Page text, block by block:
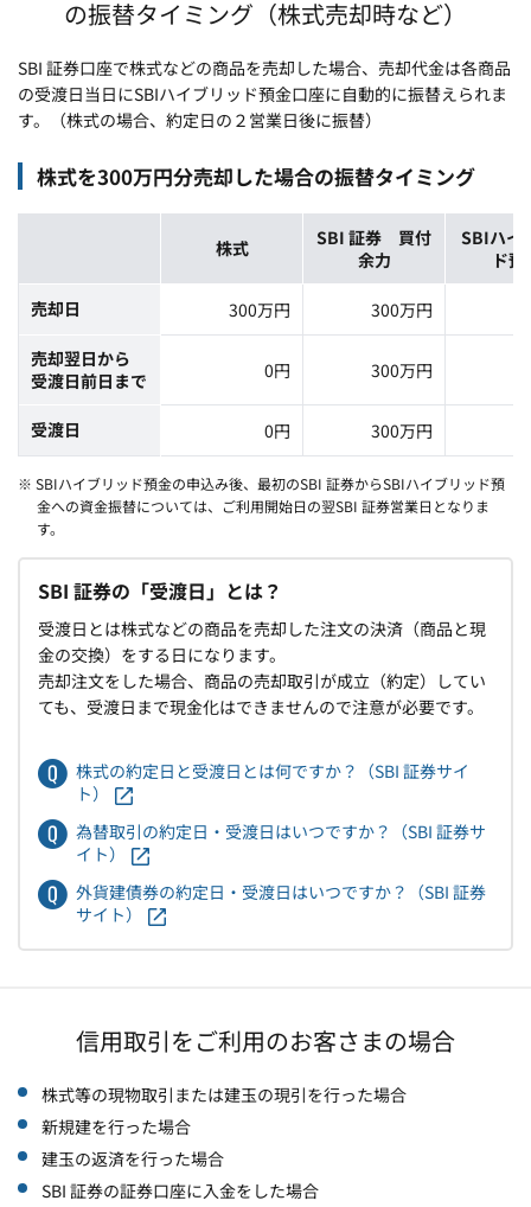
の振替タイミング（株式売却時など）
SBI 証券口座で株式などの商品を売却した場合、売却代金は各商品
の受渡日当日にSBIハイブリッド預金口座に自動的に振替えられま
す。（株式の場合、約定日の２営業日後に振替）
株式を300万円分売却した場合の振替タイミング
株式
SBI 証券 買付
余力
SBIハイ
ド預
売却日 300万円 300万円
売却翌日から
受渡日前日まで
0円 300万円
受渡日 0円 300万円
※ SBIハイブリッド預金の申込み後、最初のSBI 証券からSBIハイブリッド預
金への資金振替については、ご利用開始日の翌SBI 証券営業日となりま
す。
SBI 証券の「受渡日」とは？
受渡日とは株式などの商品を売却した注文の決済（商品と現
金の交換）をする日になります。
売却注文をした場合、商品の売却取引が成立（約定）してい
ても、受渡日まで現金化はできませんので注意が必要です。
株式の約定日と受渡日とは何ですか？（SBI 証券サイ
ト）
為替取引の約定日・受渡日はいつですか？（SBI 証券サ
イト）
外貨建債券の約定日・受渡日はいつですか？（SBI 証券
サイト）
信用取引をご利用のお客さまの場合
株式等の現物取引または建玉の現引を行った場合
新規建を行った場合
建玉の返済を行った場合
SBI 証券の証券口座に入金をした場合